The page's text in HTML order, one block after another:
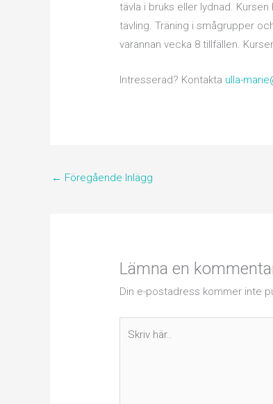
tävla i bruks eller lydnad.
tävling. Träning i smågrupper
varannan vecka 8 tillfällen.
Intresserad? Kontakta ulla-
← Föregående Inlägg
Lämna en
Din e-postadress kommer inte